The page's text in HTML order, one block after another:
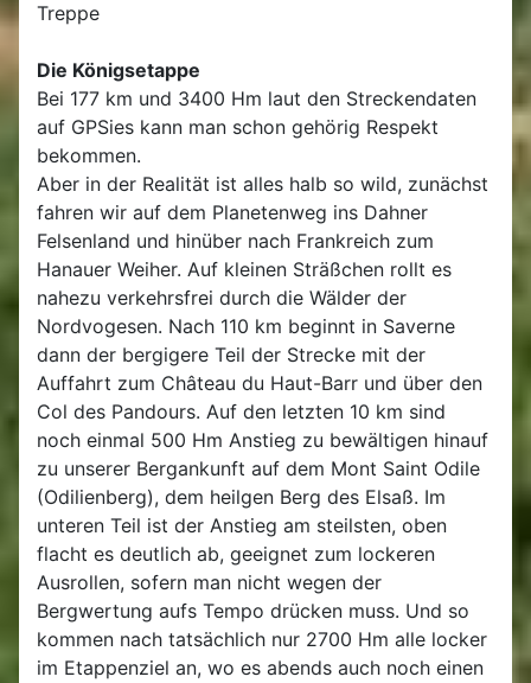
Treppe
Die Königsetappe
Bei 177 km und 3400 Hm laut den Streckendaten
auf GPSies kann man schon gehörig Respekt
bekommen.
Aber in der Realität ist alles halb so wild, zunächst
fahren wir auf dem Planetenweg ins Dahner
Felsenland und hinüber nach Frankreich zum
Hanauer Weiher. Auf kleinen Sträßchen rollt es
nahezu verkehrsfrei durch die Wälder der
Nordvogesen. Nach 110 km beginnt in Saverne
dann der bergigere Teil der Strecke mit der
Auffahrt zum Château du Haut-Barr und über den
Col des Pandours. Auf den letzten 10 km sind
noch einmal 500 Hm Anstieg zu bewältigen hinauf
zu unserer Bergankunft auf dem Mont Saint Odile
(Odilienberg), dem heilgen Berg des Elsaß. Im
unteren Teil ist der Anstieg am steilsten, oben
flacht es deutlich ab, geeignet zum lockeren
Ausrollen, sofern man nicht wegen der
Bergwertung aufs Tempo drücken muss. Und so
kommen nach tatsächlich nur 2700 Hm alle locker
im Etappenziel an, wo es abends auch noch einen